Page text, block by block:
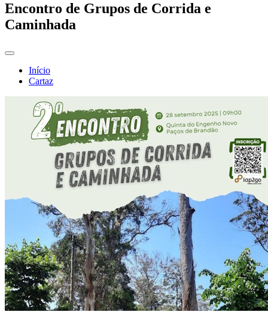
Encontro de Grupos de Corrida e
Caminhada
Início
Cartaz